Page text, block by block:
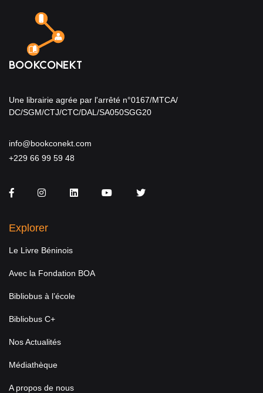
Une librairie agrée par l'arrêté n°0167/MTCA/
DC/SGM/CTJ/CTC/DAL/SA050SGG20
info@bookconekt.com
+229 66 99 59 48
FacebookInstagramLinkedInYou TubeTwitter
Explorer
Le Livre Béninois
Avec la Fondation BOA
Bibliobus à l’école
Bibliobus C+
Nos Actualités
Médiathèque
A propos de nous